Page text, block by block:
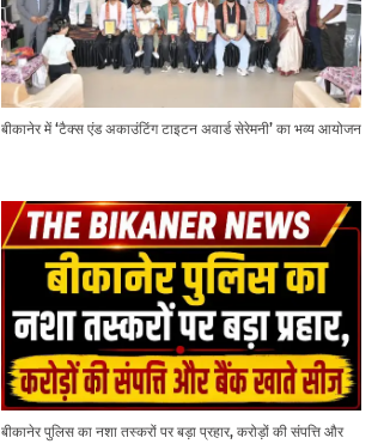
बीकानेर में ‘टैक्स एंड अकाउंटिंग टाइटन अवार्ड सेरेमनी’ का भव्य आयोजन
बीकानेर पुलिस का नशा तस्करों पर बड़ा प्रहार, करोड़ों की संपत्ति और